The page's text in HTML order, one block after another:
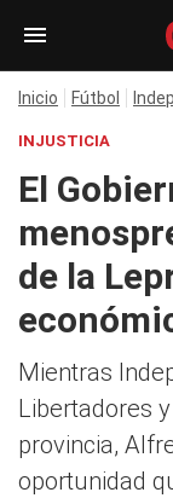
Inicio Fútbol
INJUSTICIA
El
de la
Mientras
Libertadores
provincia,
oportunidad